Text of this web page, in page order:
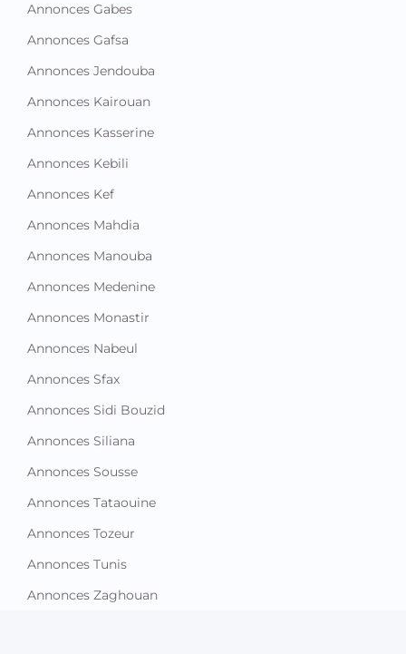
Annonces Gabes
Annonces Gafsa
Annonces Jendouba
Annonces Kairouan
Annonces Kasserine
Annonces Kebili
Annonces Kef
Annonces Mahdia
Annonces Manouba
Annonces Medenine
Annonces Monastir
Annonces Nabeul
Annonces Sfax
Annonces Sidi Bouzid
Annonces Siliana
Annonces Sousse
Annonces Tataouine
Annonces Tozeur
Annonces Tunis
Annonces Zaghouan